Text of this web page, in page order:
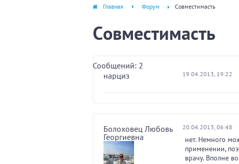
Главная Форум Cовместимасть
Cовместимасть
Сообщений: 2
нарциз
19.04.2013, 19:22
Болоховец Любовь
Георгиевна
20.04.2013, 06:48
нет. Немного
применении,
врачу. Вполне